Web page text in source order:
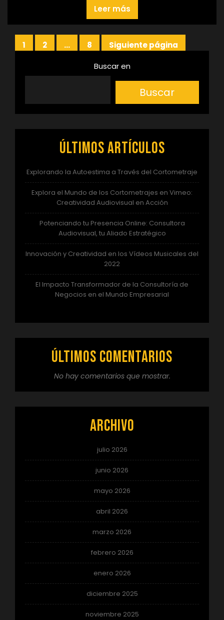
Leer más
Paginación
Página
1 Página
2 … Página
8
Siguiente página
Buscar en
Buscar
Últimos artículos
Explorando la Autoestima a Través del Cortometraje
Explora el Mundo de los Cortometrajes en Vimeo:
Creatividad Audiovisual en Acción
Potenciando tu Presencia Online: Consultora
Audiovisual, tu Aliado Estratégico
Innovación y Creatividad en los Vídeos Musicales del
2022
El Impacto Transformador de la Consultoría de
Negocios en el Mundo Empresarial
Últimos comentarios
No hay comentarios que mostrar.
Archivo
julio 2026
junio 2026
mayo 2026
abril 2026
marzo 2026
febrero 2026
enero 2026
diciembre 2025
noviembre 2025